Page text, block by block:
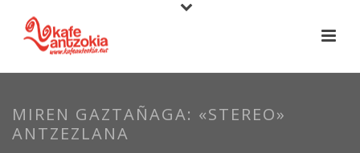
MIREN GAZTAÑAGA: «STEREO»
ANTZEZLANA